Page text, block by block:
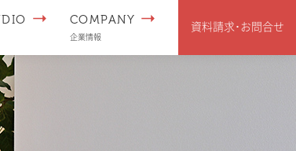
COMPANY
企業情報
資料請求･お問合せ